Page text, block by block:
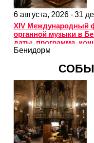
6 августа, 2026 -31
XIV Международный
органной музыки в
даты, программа,
Бенидорм